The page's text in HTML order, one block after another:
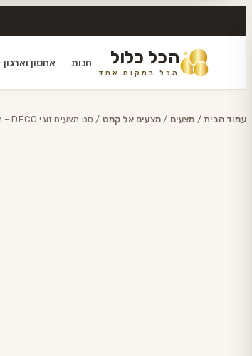
הכל כלול
הכל במקום אחד
חנות אחסון וארגון
עמוד הבית/ מצעים /מצעים אל קמט / סט מצעים זוגי DECO – תכלת